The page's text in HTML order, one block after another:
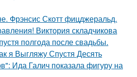
Фрэнсис Скотт фицджеральд.
Виктория складчикова
полгода после свадьбы.
я Выгляжу Спустя Десять
Ида Галич показала фигуру на